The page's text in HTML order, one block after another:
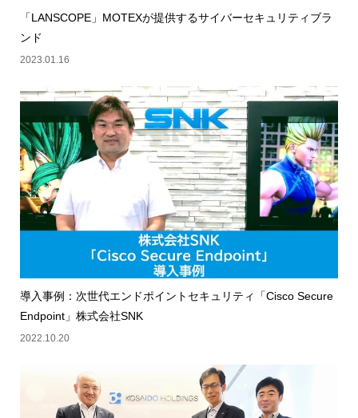
「LANSCOPE」MOTEXが提供するサイバーセキュリティブラ
ンド
2023.01.16
導入事例：次世代エンドポイントセキュリティ「Cisco Secure
Endpoint」株式会社SNK
2022.10.20